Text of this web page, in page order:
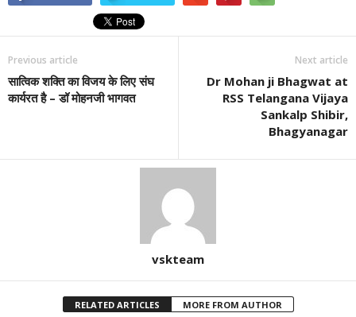
Previous article
सात्विक शक्ति का विजय के लिए संघ
कार्यरत है – डॉ मोहनजी भागवत
Next article
Dr Mohan ji Bhagwat at
RSS Telangana Vijaya
Sankalp Shibir,
Bhagyanagar
vskteam
RELATED ARTICLES MORE FROM AUTHOR